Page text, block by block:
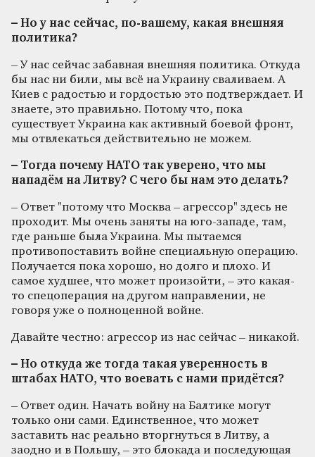
– Но у нас сейчас, по-вашему, какая внешняя
политика?
– У нас сейчас забавная внешняя политика. Откуда
бы нас ни били, мы всё на Украину сваливаем. А
Киев с радостью и гордостью это подтверждает. И
знаете, это правильно. Потому что, пока
существует Украина как активный боевой фронт,
мы отвлекаться действительно не можем.
– Тогда почему НАТО так уверено, что мы
нападём на Литву? С чего бы нам это делать?
– Ответ "потому что Москва – агрессор" здесь не
проходит. Мы очень заняты на юго-западе, там,
где раньше была Украина. Мы пытаемся
противопоставить войне специальную операцию.
Получается пока хорошо, но долго и плохо. И
самое худшее, что может произойти, – это какая-
то спецоперация на другом направлении, не
говоря уже о полноценной войне.
Давайте честно: агрессор из нас сейчас – никакой.
– Но откуда же тогда такая уверенность в
штабах НАТО, что воевать с нами придётся?
– Ответ один. Начать войну на Балтике могут
только они сами. Единственное, что может
заставить нас реально вторгнуться в Литву, а
заодно и в Польшу, – это блокада и последующая